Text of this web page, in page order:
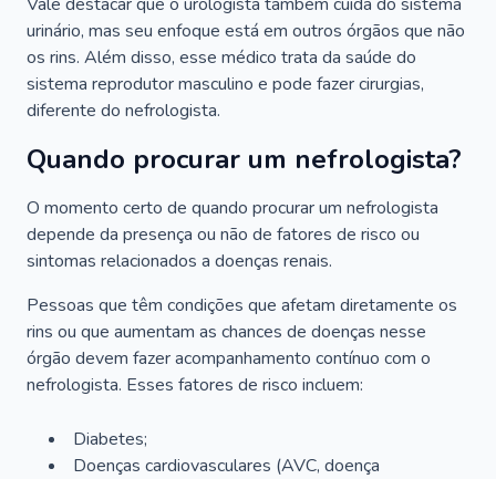
urinário, mas seu enfoque está em outros órgãos que não
os rins. Além disso, esse médico trata da saúde do
sistema reprodutor masculino e pode fazer cirurgias,
diferente do nefrologista.
Quando procurar um nefrologista?
O momento certo de quando procurar um nefrologista
depende da presença ou não de fatores de risco ou
sintomas relacionados a doenças renais.
Pessoas que têm condições que afetam diretamente os
rins ou que aumentam as chances de doenças nesse
órgão devem fazer acompanhamento contínuo com o
nefrologista. Esses fatores de risco incluem:
Diabetes;
Doenças cardiovasculares (AVC, doença